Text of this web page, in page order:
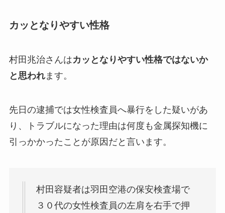
カッとなりやすい性格
村田兆治さんはカッとなりやすい性格ではないか
と思われます。
先日の逮捕では女性検査員へ暴行をした疑いがあ
り、トラブルになった理由は何度も金属探知機に
引っかかったことが原因だと言います。
村田容疑者は羽田空港の保安検査場で
３０代の女性検査員の左肩を右手で押